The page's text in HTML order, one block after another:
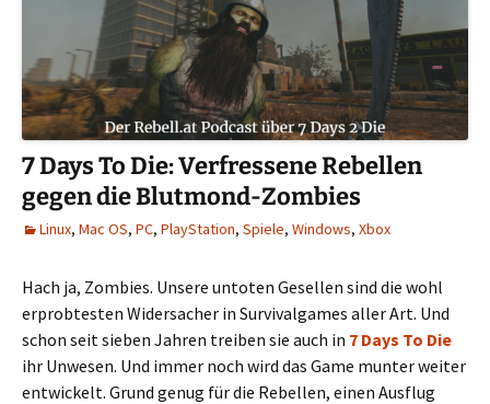
7 Days To Die: Verfressene Rebellen
gegen die Blutmond-Zombies
Linux, Mac OS, PC, PlayStation, Spiele, Windows, Xbox
Hach ja, Zombies. Unsere untoten Gesellen sind die wohl
erprobtesten Widersacher in Survivalgames aller Art. Und
schon seit sieben Jahren treiben sie auch in 7 Days To Die
ihr Unwesen. Und immer noch wird das Game munter weiter
entwickelt. Grund genug für die Rebellen, einen Ausflug